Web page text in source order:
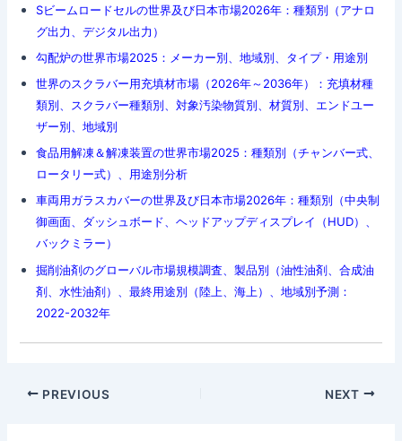
Sビームロードセルの世界及び日本市場2026年：種類別（アナロ
グ出力、デジタル出力）
勾配炉の世界市場2025：メーカー別、地域別、タイプ・用途別
世界のスクラバー用充填材市場（2026年～2036年）：充填材種
類別、スクラバー種類別、対象汚染物質別、材質別、エンドユー
ザー別、地域別
食品用解凍＆解凍装置の世界市場2025：種類別（チャンバー式、
ロータリー式）、用途別分析
車両用ガラスカバーの世界及び日本市場2026年：種類別（中央制
御画面、ダッシュボード、ヘッドアップディスプレイ（HUD）、
バックミラー）
掘削油剤のグローバル市場規模調査、製品別（油性油剤、合成油
剤、水性油剤）、最終用途別（陸上、海上）、地域別予測：
2022-2032年
Post
PREVIOUS NEXT